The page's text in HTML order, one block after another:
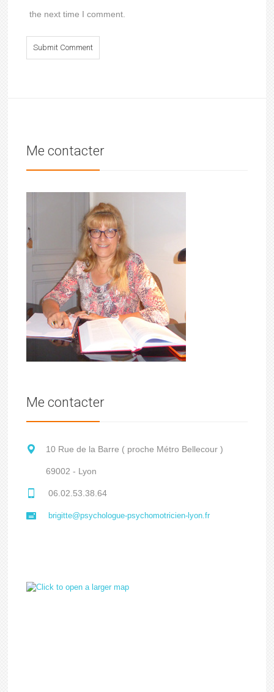
the next time I comment.
Me contacter
Me contacter
10 Rue de la Barre ( proche Métro Bellecour )
69002 - Lyon
06.02.53.38.64
brigitte@psychologue-psychomotricien-lyon.fr